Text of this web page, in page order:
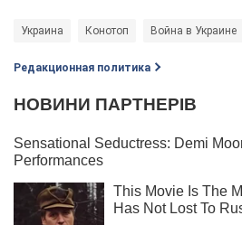
Украина Конотоп Война в Украине
Редакционная политика